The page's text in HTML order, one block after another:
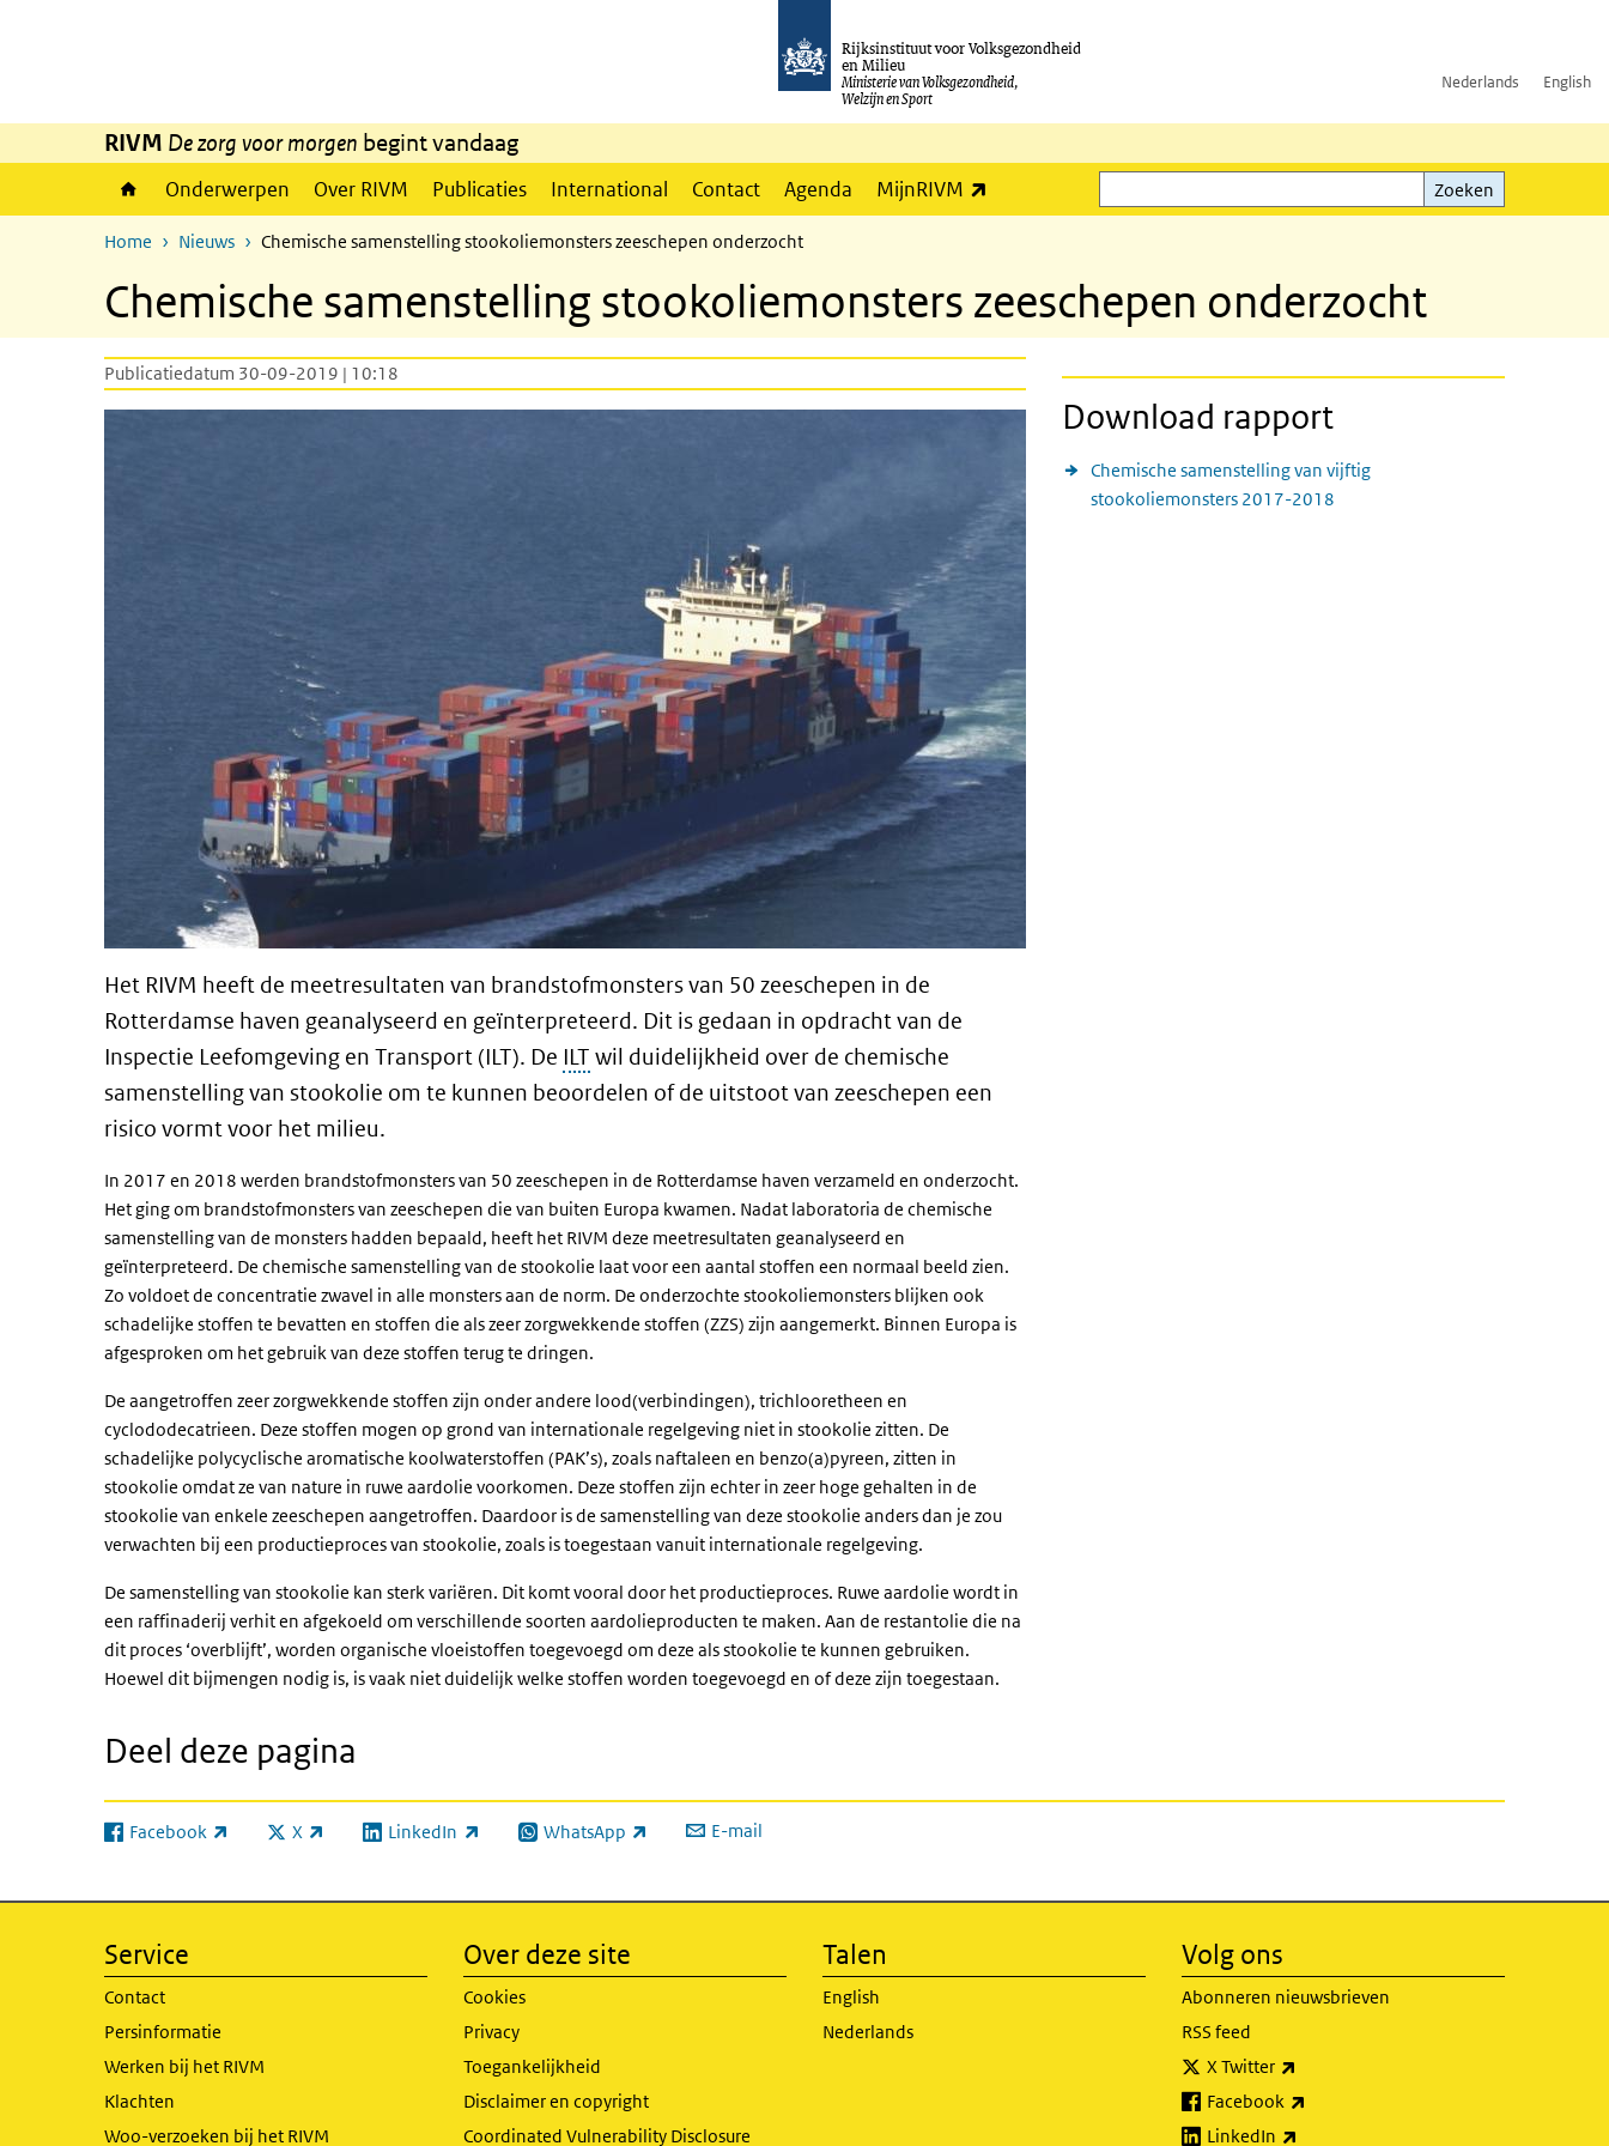
Rijksinstituut voor Volksgezondheid
en Milieu
Ministerie van Volksgezondheid,
Welzijn en Sport
Nederlands English
RIVM De zorg voor morgen begint vandaag
Onderwerpen Over RIVM Publicaties International Contact Agenda MijnRIVM
Zoeken
Zoeken
Home Nieuws Chemische samenstelling stookoliemonsters zeeschepen onderzocht
Chemische samenstelling stookoliemonsters zeeschepen onderzocht
Publicatiedatum 30-09-2019 | 10:18
Het RIVM heeft de meetresultaten van brandstofmonsters van 50 zeeschepen in de
Rotterdamse haven geanalyseerd en geïnterpreteerd. Dit is gedaan in opdracht van de
Inspectie Leefomgeving en Transport (ILT). De ILT wil duidelijkheid over de chemische
samenstelling van stookolie om te kunnen beoordelen of de uitstoot van zeeschepen een
risico vormt voor het milieu.
In 2017 en 2018 werden brandstofmonsters van 50 zeeschepen in de Rotterdamse haven verzameld en onderzocht.
Het ging om brandstofmonsters van zeeschepen die van buiten Europa kwamen. Nadat laboratoria de chemische
samenstelling van de monsters hadden bepaald, heeft het RIVM deze meetresultaten geanalyseerd en
geïnterpreteerd. De chemische samenstelling van de stookolie laat voor een aantal stoffen een normaal beeld zien.
Zo voldoet de concentratie zwavel in alle monsters aan de norm. De onderzochte stookoliemonsters blijken ook
schadelijke stoffen te bevatten en stoffen die als zeer zorgwekkende stoffen (ZZS) zijn aangemerkt. Binnen Europa is
afgesproken om het gebruik van deze stoffen terug te dringen.
De aangetroffen zeer zorgwekkende stoffen zijn onder andere lood(verbindingen), trichlooretheen en
cyclododecatrieen. Deze stoffen mogen op grond van internationale regelgeving niet in stookolie zitten. De
schadelijke polycyclische aromatische koolwaterstoffen (PAK’s), zoals naftaleen en benzo(a)pyreen, zitten in
stookolie omdat ze van nature in ruwe aardolie voorkomen. Deze stoffen zijn echter in zeer hoge gehalten in de
stookolie van enkele zeeschepen aangetroffen. Daardoor is de samenstelling van deze stookolie anders dan je zou
verwachten bij een productieproces van stookolie, zoals is toegestaan vanuit internationale regelgeving.
De samenstelling van stookolie kan sterk variëren. Dit komt vooral door het productieproces. Ruwe aardolie wordt in
een raffinaderij verhit en afgekoeld om verschillende soorten aardolieproducten te maken. Aan de restantolie die na
dit proces ‘overblijft’, worden organische vloeistoffen toegevoegd om deze als stookolie te kunnen gebruiken.
Hoewel dit bijmengen nodig is, is vaak niet duidelijk welke stoffen worden toegevoegd en of deze zijn toegestaan.
Download rapport
Chemische samenstelling van vijftig
stookoliemonsters 2017-2018
Deel deze pagina
Facebook
(externe link) X
(externe link) LinkedIn
(externe link) WhatsApp
(externe link) E-mail
Service
Contact
Persinformatie
Werken bij het RIVM
Klachten
Woo-verzoeken bij het RIVM
Over deze site
Cookies
Privacy
Toegankelijkheid
Disclaimer en copyright
Coordinated Vulnerability Disclosure
Talen
English
Nederlands
Volg ons
Abonneren nieuwsbrieven
RSS feed
X Twitter
Facebook
LinkedIn